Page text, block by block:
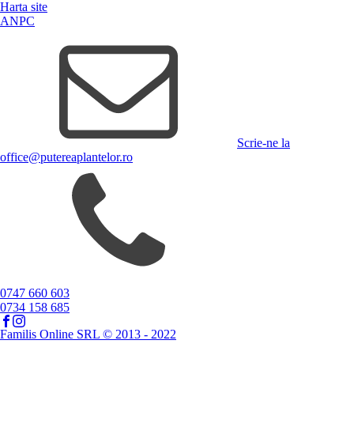
Harta site
ANPC
Scrie-ne la
office@putereaplantelor.ro
0747 660 603
0734 158 685
Familis Online SRL © 2013 - 2022